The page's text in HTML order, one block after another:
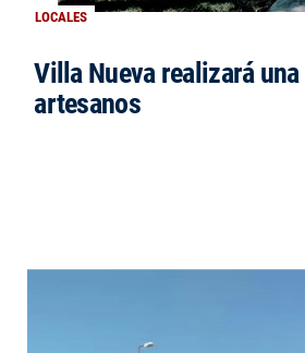
LOCALES
Villa Nueva realizará
artesanos